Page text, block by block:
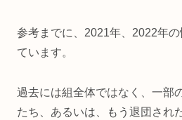
参考までに、2021年、2022年
ています。
過去には組全体ではなく、一部
たち、あるいは、もう退団され